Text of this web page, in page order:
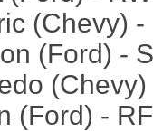
(Chevy) -
(Ford) -
(Ford) -